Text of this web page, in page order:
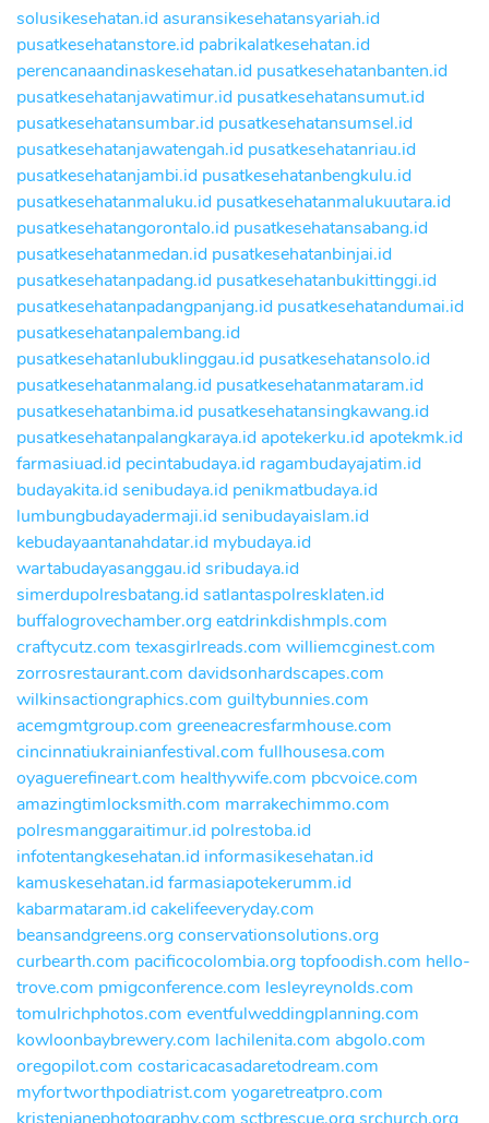
solusikesehatan.id asuransikesehatansyariah.id
pusatkesehatanstore.id pabrikalatkesehatan.id
perencanaandinaskesehatan.id pusatkesehatanbanten.id
pusatkesehatanjawatimur.id pusatkesehatansumut.id
pusatkesehatansumbar.id pusatkesehatansumsel.id
pusatkesehatanjawatengah.id pusatkesehatanriau.id
pusatkesehatanjambi.id pusatkesehatanbengkulu.id
pusatkesehatanmaluku.id pusatkesehatanmalukuutara.id
pusatkesehatangorontalo.id pusatkesehatansabang.id
pusatkesehatanmedan.id pusatkesehatanbinjai.id
pusatkesehatanpadang.id pusatkesehatanbukittinggi.id
pusatkesehatanpadangpanjang.id pusatkesehatandumai.id
pusatkesehatanpalembang.id
pusatkesehatanlubuklinggau.id pusatkesehatansolo.id
pusatkesehatanmalang.id pusatkesehatanmataram.id
pusatkesehatanbima.id pusatkesehatansingkawang.id
pusatkesehatanpalangkaraya.id apotekerku.id apotekmk.id
farmasiuad.id pecintabudaya.id ragambudayajatim.id
budayakita.idsenibudaya.id penikmatbudaya.id
lumbungbudayadermaji.idsenibudayaislam.id
kebudayaantanahdatar.id mybudaya.id
wartabudayasanggau.idsribudaya.id
simerdupolresbatang.idsatlantaspolresklaten.id
buffalogrovechamber.orgeatdrinkdishmpls.com
craftycutz.com texasgirlreads.com williemcginest.com
zorrosrestaurant.com davidsonhardscapes.com
wilkinsactiongraphics.com guiltybunnies.com
acemgmtgroup.com greeneacresfarmhouse.com
cincinnatiukrainianfestival.com fullhousesa.com
oyaguerefineart.com healthywife.com pbcvoice.com
amazingtimlocksmith.com marrakechimmo.com
polresmanggaraitimur.id polrestoba.id
infotentangkesehatan.id informasikesehatan.id
kamuskesehatan.idfarmasiapotekerumm.id
kabarmataram.idcakelifeeveryday.com
beansandgreens.orgconservationsolutions.org
curbearth.com pacificocolombia.orgtopfoodish.com hello-
trove.com pmigconference.com lesleyreynolds.com
tomulrichphotos.com eventfulweddingplanning.com
kowloonbaybrewery.com lachilenita.com abgolo.com
oregopilot.com costaricacasadaretodream.com
myfortworthpodiatrist.com yogaretreatpro.com